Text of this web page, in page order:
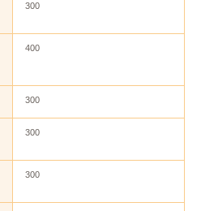
300
400
300
300
300